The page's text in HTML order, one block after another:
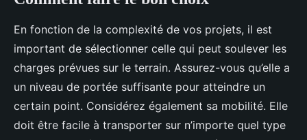
En fonction de la complexité de vos projets, il est
important de sélectionner celle qui peut soulever les
charges prévues sur le terrain. Assurez-vous qu’elle a
un niveau de portée suffisante pour atteindre un
certain point. Considérez également sa mobilité. Elle
doit être facile à transporter sur n’importe quel type